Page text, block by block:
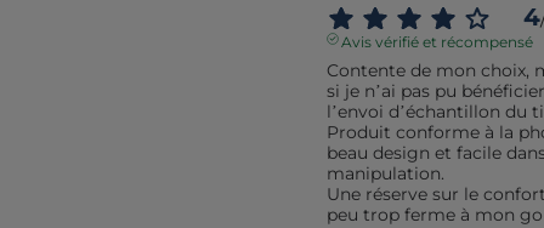
4
Avis vérifié et récompensé
Contente de mon choix,
si je n’ai pas pu
l’envoi d’échantillon du
Produit conforme à la
beau design et facile
manipulation.
Une réserve sur le
peu trop ferme à mon